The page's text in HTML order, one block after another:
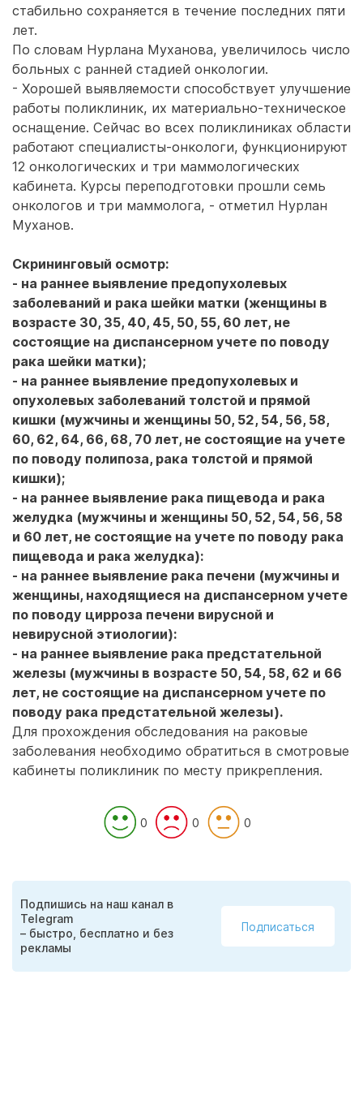
стабильно сохраняется в течение последних пяти
лет.
По словам Нурлана Муханова, увеличилось число
больных с ранней стадией онкологии.
- Хорошей выявляемости способствует улучшение
работы поликлиник, их материально-техническое
оснащение. Сейчас во всех поликлиниках области
работают специалисты-онкологи, функционируют
12 онкологических и три маммологических
кабинета. Курсы переподготовки прошли семь
онкологов и три маммолога, - отметил Нурлан
Муханов.
Скрининговый осмотр:
- на раннее выявление предопухолевых
заболеваний и рака шейки матки (женщины в
возрасте 30, 35, 40, 45, 50, 55, 60 лет, не
состоящие на диспансерном учете по поводу
рака шейки матки);
- на раннее выявление предопухолевых и
опухолевых заболеваний толстой и прямой
кишки (мужчины и женщины 50, 52, 54, 56, 58,
60, 62, 64, 66, 68, 70 лет, не состоящие на учете
по поводу полипоза, рака толстой и прямой
кишки);
- на раннее выявление рака пищевода и рака
желудка (мужчины и женщины 50, 52, 54, 56, 58
и 60 лет, не состоящие на учете по поводу рака
пищевода и рака желудка):
- на раннее выявление рака печени (мужчины и
женщины, находящиеся на диспансерном учете
по поводу цирроза печени вирусной и
невирусной этиологии):
- на раннее выявление рака предстательной
железы (мужчины в возрасте 50, 54, 58, 62 и 66
лет, не состоящие на диспансерном учете по
поводу рака предстательной железы).
Для прохождения обследования на раковые
заболевания необходимо обратиться в смотровые
кабинеты поликлиник по месту прикрепления.
0 0 0
Подпишись на наш канал в
Telegram
– быстро, бесплатно и без
рекламы
Подписаться